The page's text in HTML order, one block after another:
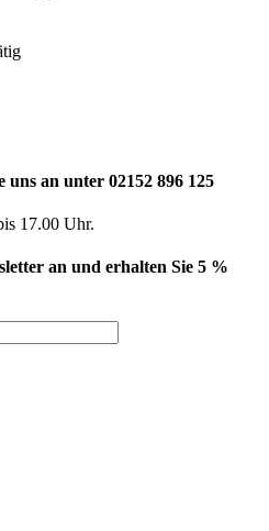
uns an unter 02152 896 125
17.00 Uhr.
an und erhalten Sie 5 %